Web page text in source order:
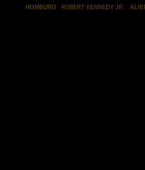
HOMBURG ROBERT KENNEDY JR.